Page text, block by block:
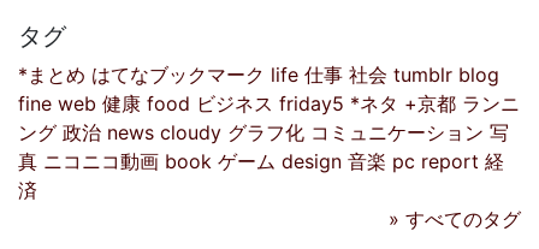
タグ
*まとめ はてなブックマーク life 仕事 社会 tumblr blog
fine web 健康 food ビジネス friday5 *ネタ +京都 ランニ
ング 政治 news cloudy グラフ化 コミュニケーション 写
真 ニコニコ動画 book ゲーム design 音楽 pc report 経
済
» すべてのタグ